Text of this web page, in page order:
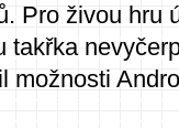
Pro živou hru
takřka
možnosti